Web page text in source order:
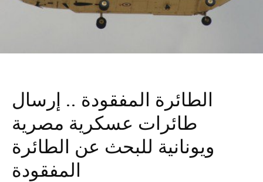
الطائرة المفقودة .. إرسال
طائرات عسكرية مصرية
ويونانية للبحث عن الطائرة
المفقودة